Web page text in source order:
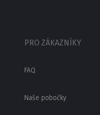
PRO ZÁKAZNÍKY
FAQ
Naše pobočky